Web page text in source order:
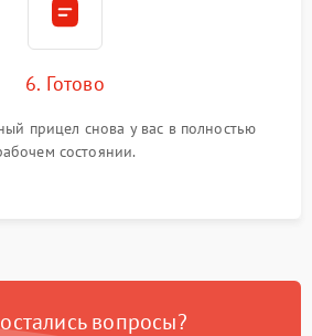
6. Готово
прицел снова у вас в полностью
состоянии.
вопросы?